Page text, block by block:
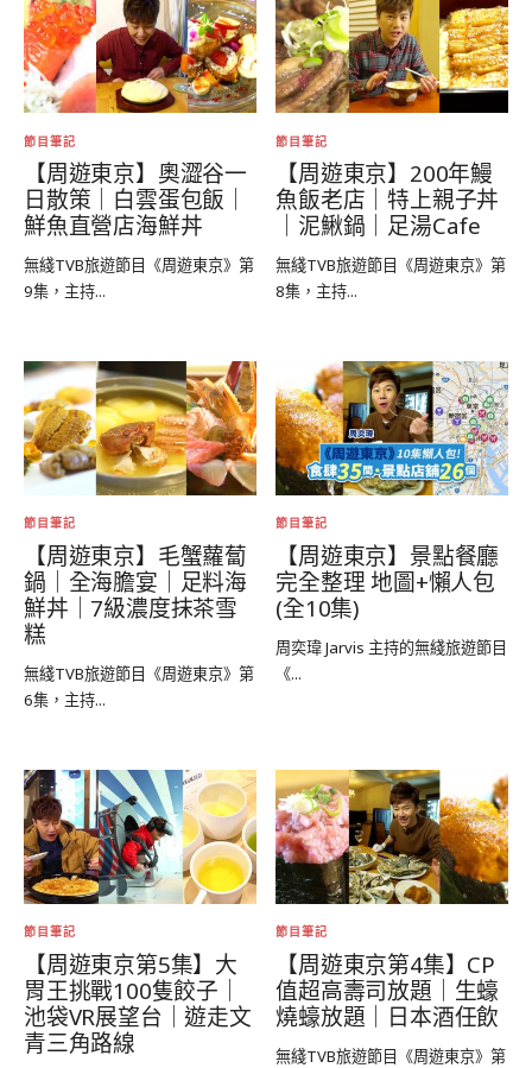
節目筆記
【周遊東京】奧澀谷一
日散策｜白雲蛋包飯｜
鮮魚直營店海鮮丼
無綫TVB旅遊節目《周遊東京》第
9集，主持...
節目筆記
【周遊東京】200年鰻
魚飯老店｜特上親子丼
｜泥鰍鍋｜足湯Cafe
無綫TVB旅遊節目《周遊東京》第
8集，主持...
節目筆記
【周遊東京】毛蟹蘿蔔
鍋｜全海膽宴｜足料海
鮮丼｜7級濃度抹茶雪
糕
無綫TVB旅遊節目《周遊東京》第
6集，主持...
節目筆記
【周遊東京】景點餐廳
完全整理 地圖+懶人包
(全10集)
周奕瑋 Jarvis 主持的無綫旅遊節目
《...
節目筆記
【周遊東京第5集】大
胃王挑戰100隻餃子｜
池袋VR展望台｜遊走文
青三角路線
節目筆記
【周遊東京第4集】CP
值超高壽司放題｜生蠔
燒蠔放題｜日本酒任飲
無綫TVB旅遊節目《周遊東京》第